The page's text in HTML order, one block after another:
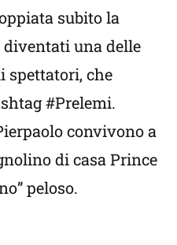
subito la
una delle
spettatori, che
#Prelemi.
convivono a
di casa Prince
peloso.